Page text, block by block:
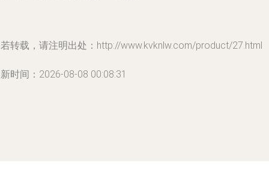
转载，请注明出处：http://www.kvknlw.com/product/27.html
时间：2026-08-08 00:08:31